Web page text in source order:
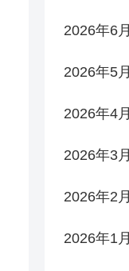
2026年6月
2026年5月
2026年4月
2026年3月
2026年2月
2026年1月